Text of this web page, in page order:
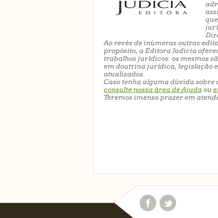
Ao revés de inúmeras outras
propósito, a Editora Judicia
trabalhos jurídicos: os mesmos
em doutrina jurídica, legislaçãoe
atualizados.
Caso tenha alguma dúvida sobre
consulte nossa área de Ajudaou
Teremos imenso prazer em